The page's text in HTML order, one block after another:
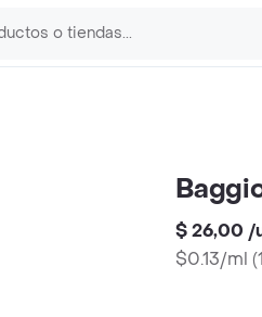
$ 26,00 /
$0.13/ml (